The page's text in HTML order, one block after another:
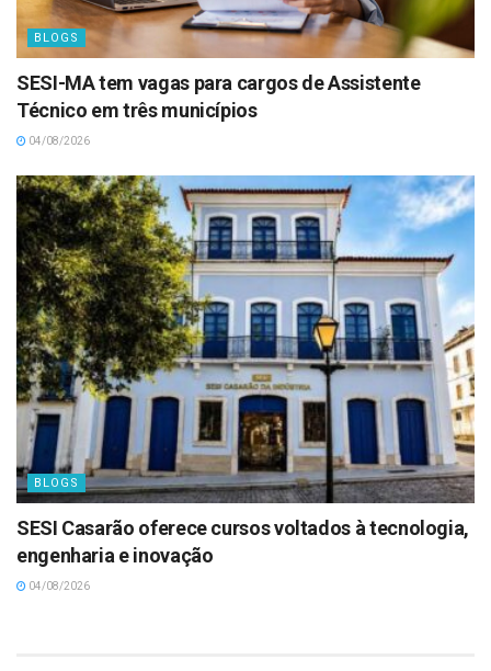
BLOGS
SESI-MA tem vagas para cargos de Assistente
Técnico em três municípios
04/08/2026
BLOGS
SESI Casarão oferece cursos voltados à tecnologia,
engenharia e inovação
04/08/2026